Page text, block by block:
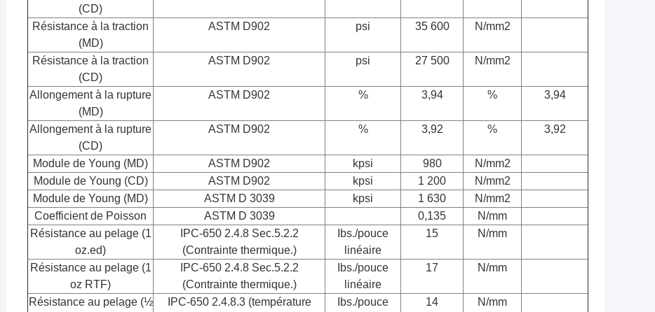
(CD)
Résistance à la traction
(MD)
ASTM D902 psi 35 600 N/mm2
Résistance à la traction
(CD)
ASTM D902 psi 27 500 N/mm2
Allongement à la rupture
(MD)
ASTM D902 % 3,94 % 3,94
Allongement à la rupture
(CD)
ASTM D902 % 3,92 % 3,92
Module de Young (MD) ASTM D902 kpsi 980 N/mm2
Module de Young (CD)
ASTM D902 kpsi 1 200 N/mm2
Module de Young (MD)
ASTM D 3039 kpsi 1 630 N/mm2
Coefficient de Poisson
ASTM D 3039 0,135
N/mm
Résistance au pelage (1
oz.ed)
IPC-650 2.4.8 Sec.5.2.2
(Contrainte thermique.)
Ibs./pouce
linéaire
15 N/mm
Résistance au pelage (1
oz RTF)
IPC-650 2.4.8 Sec.5.2.2
(Contrainte thermique.)
Ibs./pouce
linéaire
17 N/mm
Résistance au pelage (½ IPC-650 2.4.8.3 (température Ibs./pouce 14 N/mm